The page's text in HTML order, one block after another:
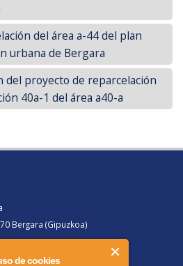
de cookies
del área a-44 del plan
urbana de Bergara
del proyecto de reparcelación
40a-1 del área a40-a
Bergara (Gipuzkoa)